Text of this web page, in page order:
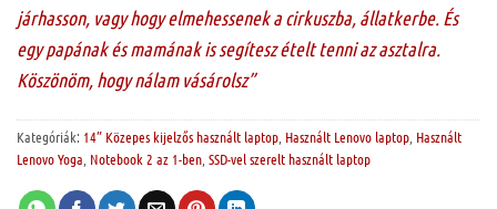
járhasson, vagy hogy elmehessenek a cirkuszba, állatkerbe. És
egy papának és mamának is segítesz ételt tenni az asztalra.
Köszönöm, hogy nálam vásárolsz”
Kategóriák: 14” Közepes kijelzős használt laptop, Használt Lenovo laptop, Használt
Lenovo Yoga, Notebook 2 az 1-ben, SSD-vel szerelt használt laptop